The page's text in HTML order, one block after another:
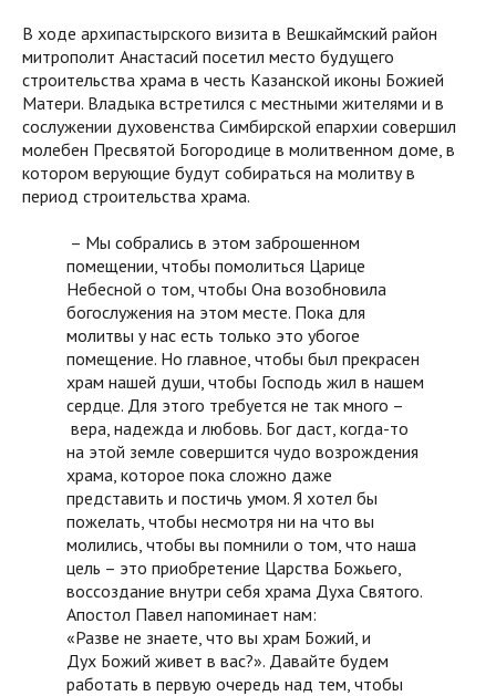
В ходе архипастырского визита в Вешкаймский район
митрополит Анастасий посетил место будущего
строительства храма в честь Казанской иконы Божией
Матери. Владыка встретился с местными жителями и в
сослужении духовенства Симбирской епархии совершил
молебен Пресвятой Богородице в молитвенном доме, в
котором верующие будут собираться на молитву в
период строительства храма.
– Мы собрались в этом заброшенном
помещении, чтобы помолиться Царице
Небесной о том, чтобы Она возобновила
богослужения на этом месте. Пока для
молитвы у нас есть только это убогое
помещение. Но главное, чтобы был прекрасен
храм нашей души, чтобы Господь жил в нашем
сердце. Для этого требуется не так много –
вера, надежда и любовь. Бог даст, когда-то
на этой земле совершится чудо возрождения
храма, которое пока сложно даже
представить и постичь умом. Я хотел бы
пожелать, чтобы несмотря ни на что вы
молились, чтобы вы помнили о том, что наша
цель – это приобретение Царства Божьего,
воссоздание внутри себя храма Духа Святого.
Апостол Павел напоминает нам:
«Разве не знаете, что вы храм Божий, и
Дух Божий живет в вас?». Давайте будем
работать в первую очередь над тем, чтобы